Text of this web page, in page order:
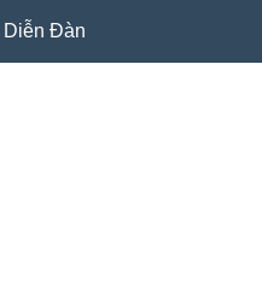
Diễn Đàn